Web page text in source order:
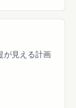
が見える計画